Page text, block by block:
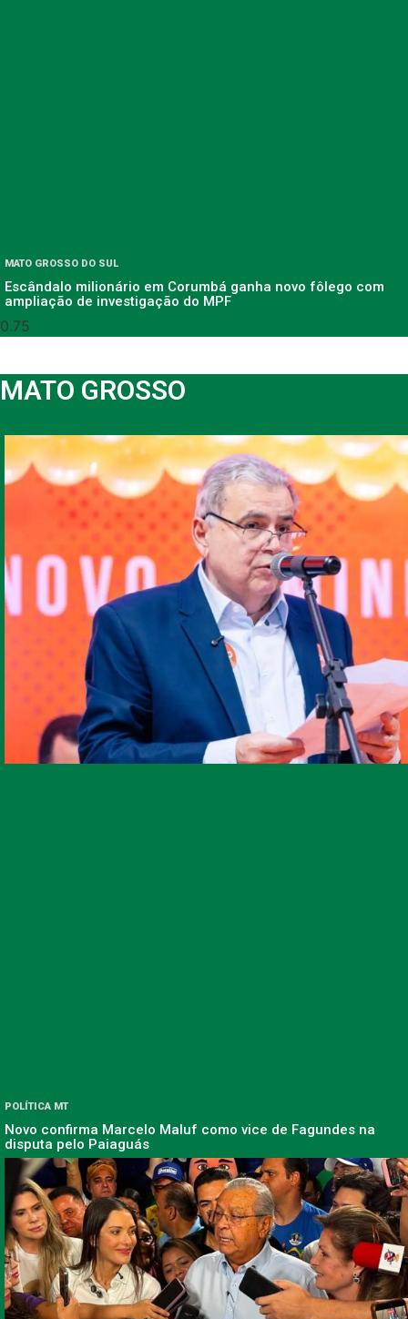
MATO GROSSO DO SUL
Escândalo milionário em Corumbá ganha novo fôlego com
ampliação de investigação do MPF
MATO GROSSO
POLÍTICA MT
Novo confirma Marcelo Maluf como vice de Fagundes na
disputa pelo Paiaguás